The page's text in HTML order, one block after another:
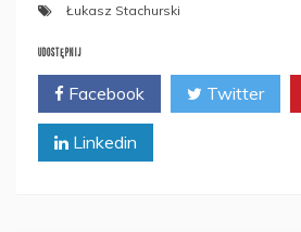
Łukasz Stachurski
UDOSTĘPNIJ
Facebook Twitter
Linkedin